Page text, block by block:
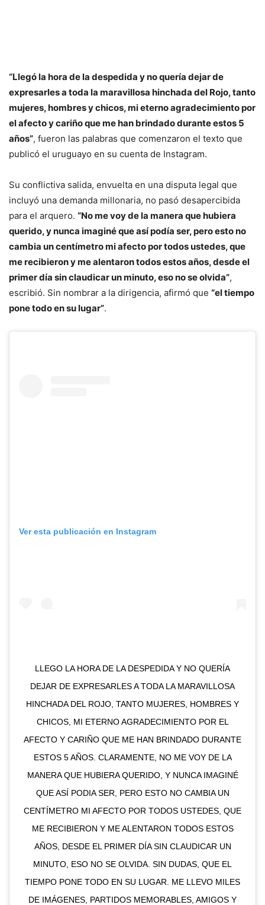
“Llegó la hora de la despedida y no quería dejar de
expresarles a toda la maravillosa hinchada del Rojo, tanto
mujeres, hombres y chicos, mi eterno agradecimiento por
el afecto y cariño que me han brindado durante estos 5
años”, fueron las palabras que comenzaron el texto que
publicó el uruguayo en su cuenta de Instagram.
Su conflictiva salida, envuelta en una disputa legal que
incluyó una demanda millonaria, no pasó desapercibida
para el arquero. “No me voy de la manera que hubiera
querido, y nunca imaginé que así podía ser, pero esto no
cambia un centímetro mi afecto por todos ustedes, que
me recibieron y me alentaron todos estos años, desde el
primer día sin claudicar un minuto, eso no se olvida”,
escribió. Sin nombrar a la dirigencia, afirmó que “el tiempo
pone todo en su lugar”.
Ver esta publicación en Instagram
LLEGO LA HORA DE LA DESPEDIDA Y NO QUERÍA
DEJAR DE EXPRESARLES A TODA LA MARAVILLOSA
HINCHADA DEL ROJO, TANTO MUJERES, HOMBRES Y
CHICOS, MI ETERNO AGRADECIMIENTO POR EL
AFECTO Y CARIÑO QUE ME HAN BRINDADO DURANTE
ESTOS 5 AÑOS. CLARAMENTE, NO ME VOY DE LA
MANERA QUE HUBIERA QUERIDO, Y NUNCA IMAGINÉ
QUE ASÍ PODIA SER, PERO ESTO NO CAMBIA UN
CENTÍMETRO MI AFECTO POR TODOS USTEDES, QUE
ME RECIBIERON Y ME ALENTARON TODOS ESTOS
AÑOS, DESDE EL PRIMER DÍA SIN CLAUDICAR UN
MINUTO, ESO NO SE OLVIDA. SIN DUDAS, QUE EL
TIEMPO PONE TODO EN SU LUGAR. ME LLEVO MILES
DE IMÁGENES, PARTIDOS MEMORABLES, AMIGOS Y